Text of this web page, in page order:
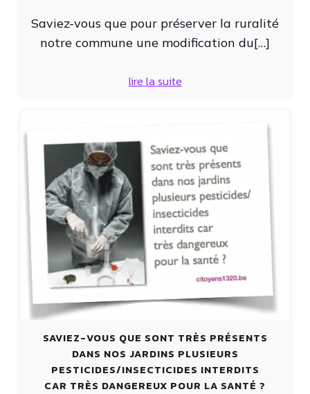
Saviez-vous que pour préserver la ruralité
notre commune une modification du[…]
lire la suite
SAVIEZ-VOUS QUE SONT TRÈS PRÉSENTS
DANS NOS JARDINS PLUSIEURS
PESTICIDES/INSECTICIDES INTERDITS
CAR TRÈS DANGEREUX POUR LA SANTÉ ?